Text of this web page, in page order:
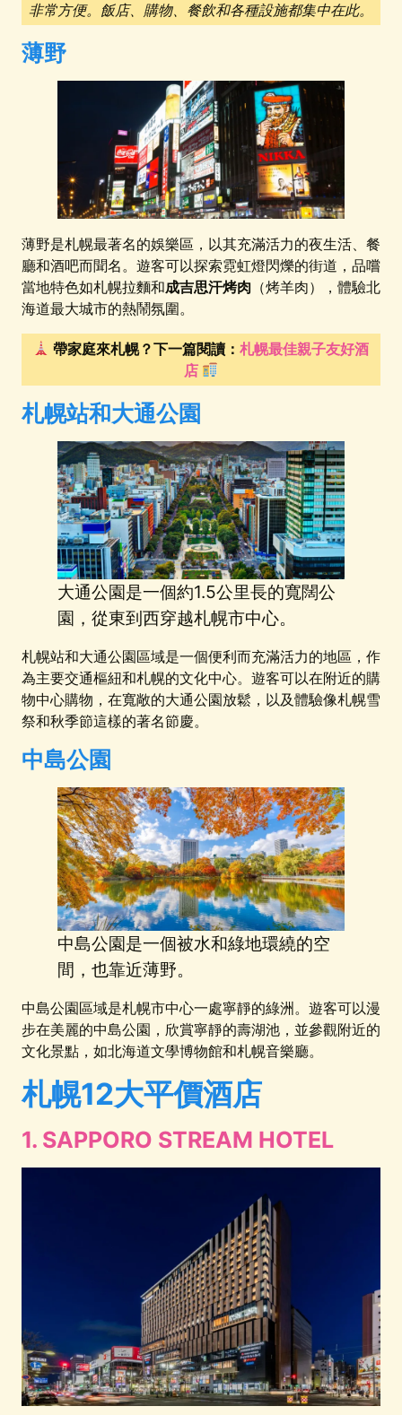
非常方便。飯店、購物、餐飲和各種設施都集中在此。
薄野
薄野是札幌最著名的娛樂區，以其充滿活力的夜生活、餐
廳和酒吧而聞名。遊客可以探索霓虹燈閃爍的街道，品嚐
當地特色如札幌拉麵和成吉思汗烤肉 （烤羊肉），體驗北
海道最大城市的熱鬧氛圍。
帶家庭來札幌？下一篇閱讀：札幌最佳親子友好酒
店
札幌站和大通公園
大通公園是一個約1.5公里長的寬闊公
園，從東到西穿越札幌市中心。
札幌站和大通公園區域是一個便利而充滿活力的地區，作
為主要交通樞紐和札幌的文化中心。遊客可以在附近的購
物中心購物，在寬敞的大通公園放鬆，以及體驗像札幌雪
祭和秋季節這樣的著名節慶。
中島公園
中島公園是一個被水和綠地環繞的空
間，也靠近薄野。
中島公園區域是札幌市中心一處寧靜的綠洲。遊客可以漫
步在美麗的中島公園，欣賞寧靜的壽湖池，並參觀附近的
文化景點，如北海道文學博物館和札幌音樂廳。
札幌12大平價酒店
1. SAPPORO STREAM HOTEL